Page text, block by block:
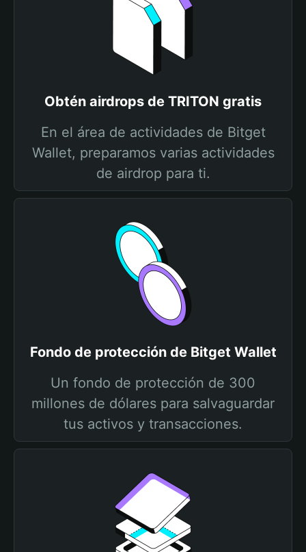
Obtén airdrops de TRITON gratis
En el área de actividades de Bitget
Wallet, preparamos varias actividades
de airdrop para ti.
Fondo de protección de Bitget Wallet
Un fondo de protección de 300
millones de dólares para salvaguardar
tus activos y transacciones.